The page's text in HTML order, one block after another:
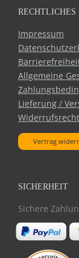
RECHTLICHES
Impressum
Allgemeine
Lieferung /
Widerrufsrecht
Vertrag
SICHERHEIT
Sichere